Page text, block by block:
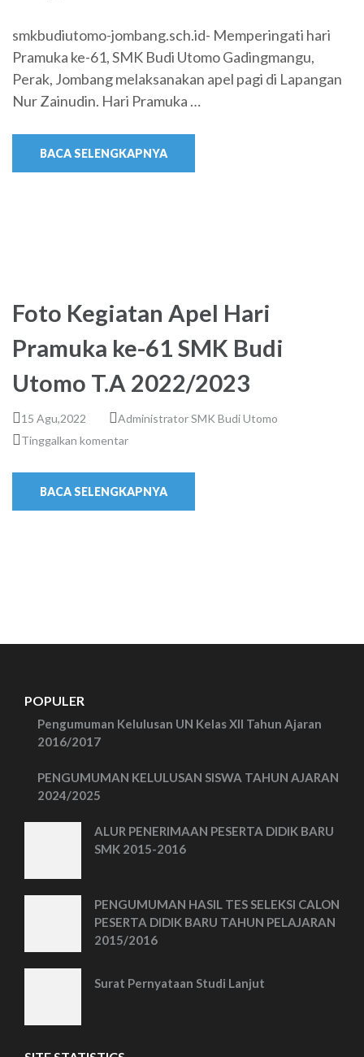
smkbudiutomo-jombang.sch.id- Memperingati hari
Pramuka ke-61, SMK Budi Utomo Gadingmangu,
Perak, Jombang melaksanakan apel pagi di Lapangan
Nur Zainudin. Hari Pramuka …
BACA SELENGKAPNYA
Foto Kegiatan Apel Hari
Pramuka ke-61 SMK Budi
Utomo T.A 2022/2023
15 Agu,2022
Administrator SMK Budi Utomo
Tinggalkan komentar
BACA SELENGKAPNYA
POPULER
Pengumuman Kelulusan UN Kelas XII Tahun Ajaran
2016/2017
PENGUMUMAN KELULUSAN SISWA TAHUN AJARAN
2024/2025
ALUR PENERIMAAN PESERTA DIDIK BARU
SMK 2015-2016
PENGUMUMAN HASIL TES SELEKSI CALON
PESERTA DIDIK BARU TAHUN PELAJARAN
2015/2016
Surat Pernyataan Studi Lanjut